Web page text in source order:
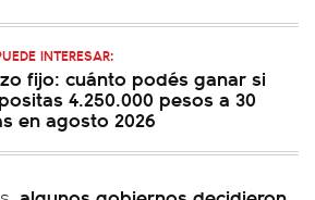
INTERESAR:
fijo: cuánto podés ganar si
4.250.000 pesos a 30
en agosto 2026